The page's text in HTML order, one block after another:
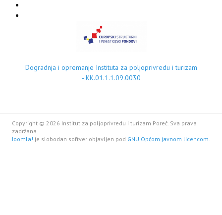
Dogradnja i opremanje Instituta za poljoprivredu i turizam
- KK.01.1.1.09.0030
Copyright © 2026 Institut za poljoprivredu i turizam Poreč. Sva prava
zadržana.
Joomla! je slobodan softver objavljen pod GNU Općom javnom licencom.